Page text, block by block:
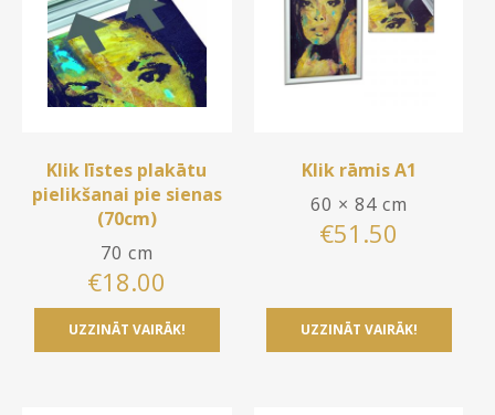
Klik līstes plakātu
pielikšanai pie sienas
(70cm)
70 cm
€18.00
UZZINĀT VAIRĀK!
Klik rāmis A1
60 × 84 cm
€51.50
UZZINĀT VAIRĀK!